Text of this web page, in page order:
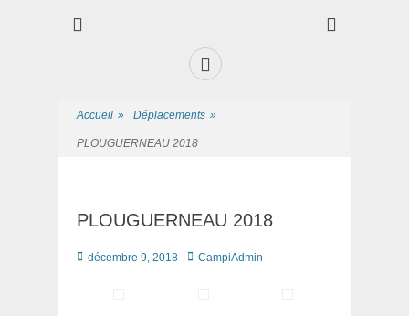
Facebook
Accueil » Déplacements »
PLOUGUERNEAU 2018
PLOUGUERNEAU 2018
Posté
décembre 9, 2018 Auteur
CampiAdmin